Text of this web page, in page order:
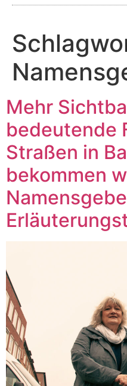
Mehr
bedeutende
Straßen in
bekommen